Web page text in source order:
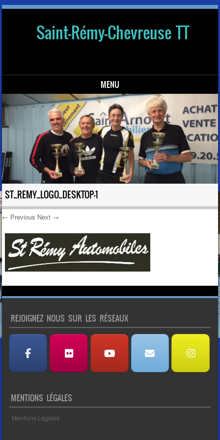
Saint-Rémy-Chevreuse TT
MENU
Skip to content
ST_REMY_LOGO_DESKTOP-1
← Previous Next →
REJOIGNEZ NOUS SUR LES RÉSEAUX
MENTIONS LÉGALES
Mentions Légales